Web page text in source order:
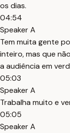
os dias.
04:54
Speaker A
Tem muita gente
inteiro, mas que
a audiência em
05:03
Speaker A
Trabalha muito e
05:05
Speaker A